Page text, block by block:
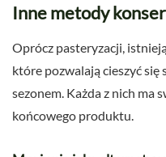
Inne metody
Oprócz pasteryzacji,
które pozwalają cieszyć
sezonem. Każda z nich ma
końcowego produktu.